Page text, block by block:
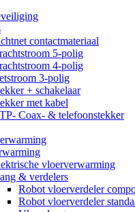
contactmateriaal
5-polig
4-polig
3-polig
+ schakelaar
met kabel
Coax- & telefoonstekker
vloerverwarming
& verdelers
Robot vloerverdeler
Robot vloerverdeler